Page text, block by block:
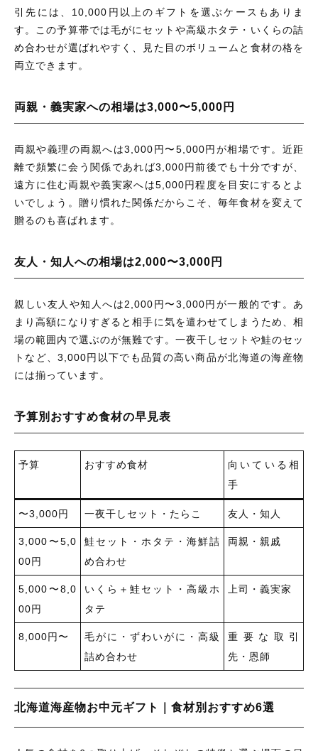
引先には、10,000円以上のギフトを選ぶケースもありま
す。この予算帯では毛がにセットや高級ホタテ・いくらの詰
め合わせが選ばれやすく、見た目のボリュームと食材の格を
両立できます。
両親・義実家への相場は3,000〜5,000円
両親や義理の両親へは3,000円〜5,000円が相場です。近距
離で頻繁に会う関係であれば3,000円前後でも十分ですが、
遠方に住む両親や義実家へは5,000円程度を目安にするとよ
いでしょう。贈り慣れた関係だからこそ、毎年食材を変えて
贈るのも喜ばれます。
友人・知人への相場は2,000〜3,000円
親しい友人や知人へは2,000円〜3,000円が一般的です。あ
まり高額になりすぎると相手に気を遣わせてしまうため、相
場の範囲内で選ぶのが無難です。一夜干しセットや鮭のセッ
トなど、3,000円以下でも品質の高い商品が北海道の海産物
には揃っています。
予算別おすすめ食材の早見表
予算 おすすめ食材
向いている相
手
〜3,000円 一夜干しセット・たらこ 友人・知人
3,000〜5,0
00円
鮭セット・ホタテ・海鮮詰
め合わせ
両親・親戚
5,000〜8,0
00円
いくら＋鮭セット・高級ホ
タテ
上司・義実家
8,000円〜
毛がに・ずわいがに・高級
詰め合わせ
重要な取引
先・恩師
北海道海産物お中元ギフト｜食材別おすすめ6選